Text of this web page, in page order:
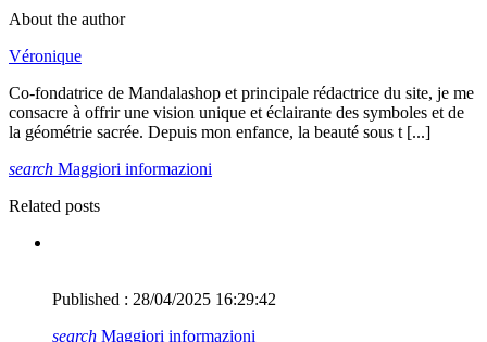
About the author
Véronique
Co-fondatrice de Mandalashop et principale rédactrice du site, je me
consacre à offrir une vision unique et éclairante des symboles et de
la géométrie sacrée. Depuis mon enfance, la beauté sous t [...]
search Maggiori informazioni
Related posts
Published : 28/04/2025 16:29:42
search Maggiori informazioni